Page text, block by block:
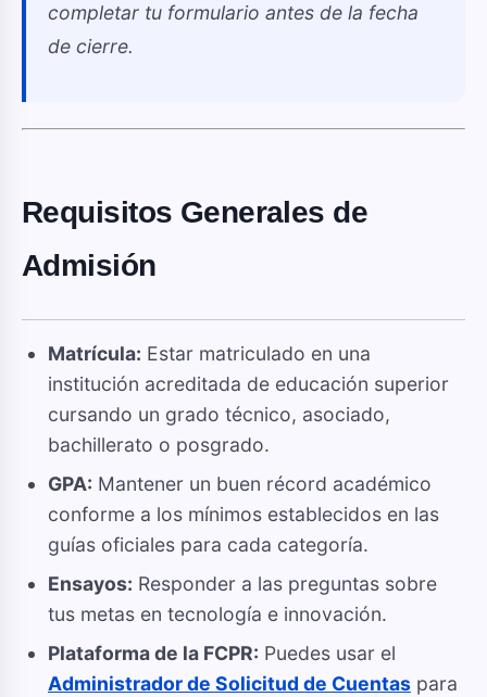
completar tu formulario antes de la fecha
de cierre.
Requisitos Generales de
Admisión
Matrícula: Estar matriculado en una
institución acreditada de educación superior
cursando un grado técnico, asociado,
bachillerato o posgrado.
GPA: Mantener un buen récord académico
conforme a los mínimos establecidos en las
guías oficiales para cada categoría.
Ensayos: Responder a las preguntas sobre
tus metas en tecnología e innovación.
Plataforma de la FCPR: Puedes usar el
Administrador de Solicitud de Cuentas para